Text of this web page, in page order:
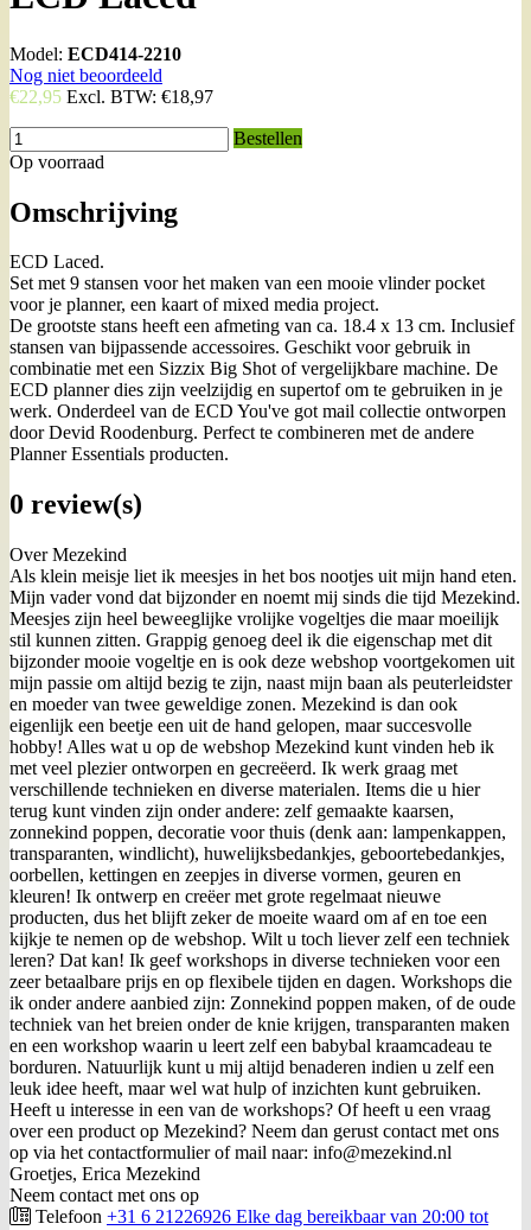
Model: ECD414-2210
Nog niet beoordeeld
€22,95 Excl. BTW: €18,97
Bestellen
Op voorraad
Omschrijving
ECD Laced.
Set met 9 stansen voor het maken van een mooie vlinder pocket
voor je planner, een kaart of mixed media project.
De grootste stans heeft een afmeting van ca. 18.4 x 13 cm. Inclusief
stansen van bijpassende accessoires. Geschikt voor gebruik in
combinatie met een Sizzix Big Shot of vergelijkbare machine. De
ECD planner dies zijn veelzijdig en supertof om te gebruiken in je
werk. Onderdeel van de ECD You've got mail collectie ontworpen
door Devid Roodenburg. Perfect te combineren met de andere
Planner Essentials producten.
0 review(s)
Over Mezekind
Als klein meisje liet ik meesjes in het bos nootjes uit mijn hand eten.
Mijn vader vond dat bijzonder en noemt mij sinds die tijd Mezekind.
Meesjes zijn heel beweeglijke vrolijke vogeltjes die maar moeilijk
stil kunnen zitten. Grappig genoeg deel ik die eigenschap met dit
bijzonder mooie vogeltje en is ook deze webshop voortgekomen uit
mijn passie om altijd bezig te zijn, naast mijn baan als peuterleidster
en moeder van twee geweldige zonen. Mezekind is dan ook
eigenlijk een beetje een uit de hand gelopen, maar succesvolle
hobby! Alles wat u op de webshop Mezekind kunt vinden heb ik
met veel plezier ontworpen en gecreëerd. Ik werk graag met
verschillende technieken en diverse materialen. Items die u hier
terug kunt vinden zijn onder andere: zelf gemaakte kaarsen,
zonnekind poppen, decoratie voor thuis (denk aan: lampenkappen,
transparanten, windlicht), huwelijksbedankjes, geboortebedankjes,
oorbellen, kettingen en zeepjes in diverse vormen, geuren en
kleuren! Ik ontwerp en creëer met grote regelmaat nieuwe
producten, dus het blijft zeker de moeite waard om af en toe een
kijkje te nemen op de webshop. Wilt u toch liever zelf een techniek
leren? Dat kan! Ik geef workshops in diverse technieken voor een
zeer betaalbare prijs en op flexibele tijden en dagen. Workshops die
ik onder andere aanbied zijn: Zonnekind poppen maken, of de oude
techniek van het breien onder de knie krijgen, transparanten maken
en een workshop waarin u leert zelf een babybal kraamcadeau te
borduren. Natuurlijk kunt u mij altijd benaderen indien u zelf een
leuk idee heeft, maar wel wat hulp of inzichten kunt gebruiken.
Heeft u interesse in een van de workshops? Of heeft u een vraag
over een product op Mezekind? Neem dan gerust contact met ons
op via het contactformulier of mail naar: info@mezekind.nl
Groetjes, Erica Mezekind
Neem contact met ons op
Telefoon +31 6 21226926 Elke dag bereikbaar van 20:00 tot